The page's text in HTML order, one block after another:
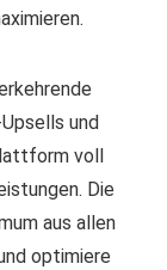
und
voll
Die
aus allen
optimiere